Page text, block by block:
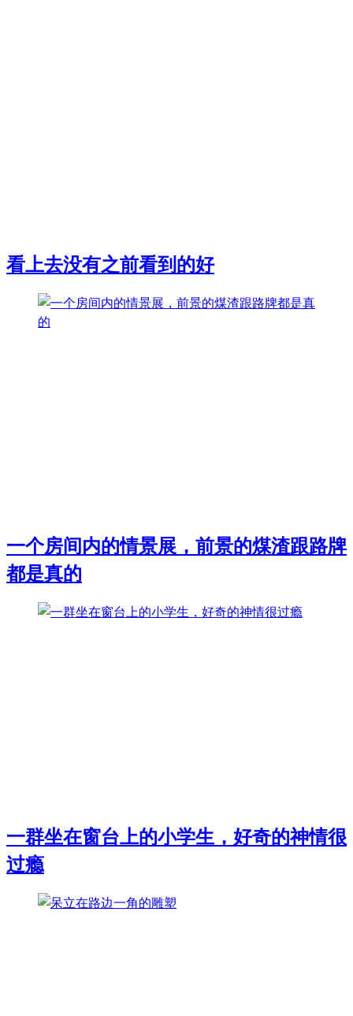
看上去没有之前看到的好
一个房间内的情景展，前景的煤渣跟路牌
都是真的
一群坐在窗台上的小学生，好奇的神情很
过瘾